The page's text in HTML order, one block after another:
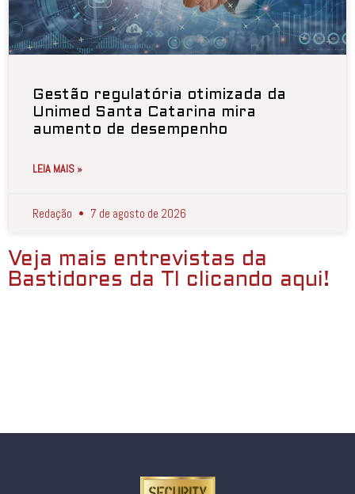
Gestão regulatória otimizada da
Unimed Santa Catarina mira
aumento de desempenho
LEIA MAIS »
Redação 7 de agosto de 2026
Veja mais entrevistas da
Bastidores da TI clicando aqui!